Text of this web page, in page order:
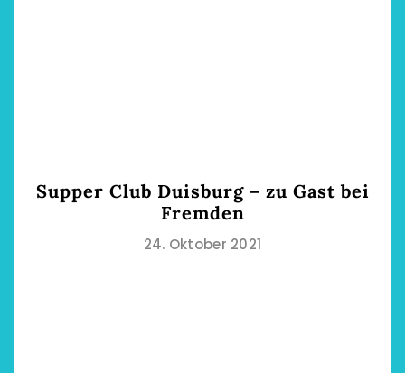
Supper Club Duisburg – zu Gast bei
Fremden
24. Oktober 2021